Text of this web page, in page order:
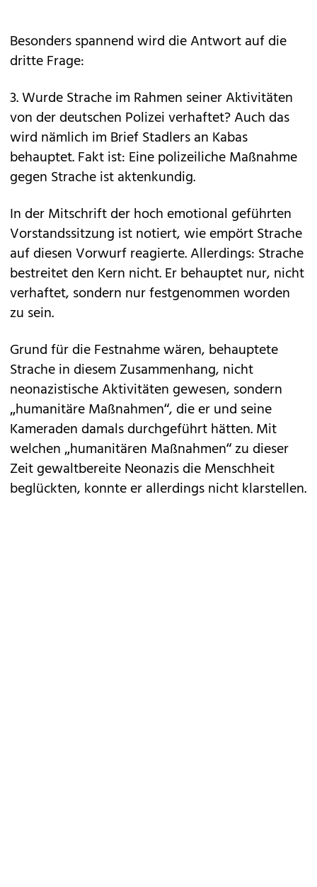
Besonders spannend wird die Antwort auf die
dritte Frage:
3. Wurde Strache im Rahmen seiner Aktivitäten
von der deutschen Polizei verhaftet? Auch das
wird nämlich im Brief Stadlers an Kabas
behauptet. Fakt ist: Eine polizeiliche Maßnahme
gegen Strache ist aktenkundig.
In der Mitschrift der hoch emotional geführten
Vorstandssitzung ist notiert, wie empört Strache
auf diesen Vorwurf reagierte. Allerdings: Strache
bestreitet den Kern nicht. Er behauptet nur, nicht
verhaftet, sondern nur festgenommen worden
zu sein.
Grund für die Festnahme wären, behauptete
Strache in diesem Zusammenhang, nicht
neonazistische Aktivitäten gewesen, sondern
„humanitäre Maßnahmen“, die er und seine
Kameraden damals durchgeführt hätten. Mit
welchen „humanitären Maßnahmen“ zu dieser
Zeit gewaltbereite Neonazis die Menschheit
beglückten, konnte er allerdings nicht klarstellen.